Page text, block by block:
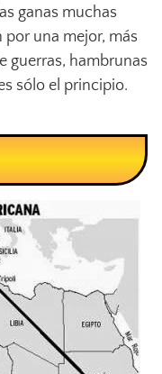
ganas muchas
por una mejor, más
guerras, hambrunas
sólo el principio.